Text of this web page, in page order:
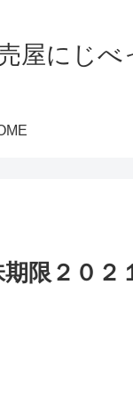
屋にじべ
２０２